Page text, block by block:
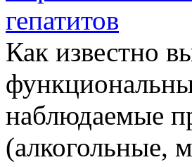
гепатитов
Как известно
наблюдаемые
(алкогольные,